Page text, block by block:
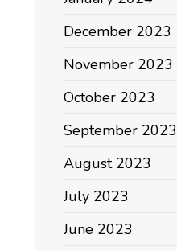
December 2023
November 2023
October 2023
September 2023
August 2023
July 2023
June 2023